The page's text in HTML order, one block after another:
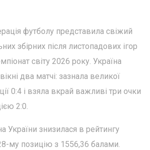
футболу представила свіжий
збірних після листопадових ігор
світу 2026 року. Україна
два матчі: зазнала великої
0:4 і взяла вкрай важливі три очки
2:0.
України знизилася в рейтингу
му позицію з 1556,36 балами.